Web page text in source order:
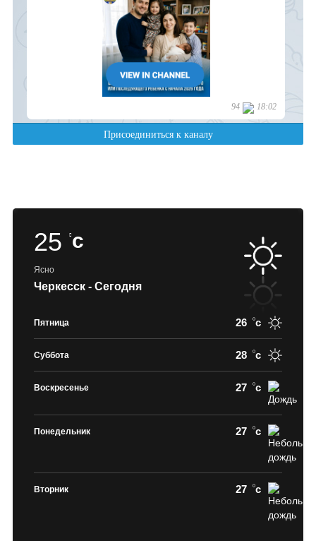
25 c
Ясно
Черкесск - Сегодня
Пятница 26 c
Суббота 28 c
Воскресенье 27 c
Понедельник 27 c
Вторник 27 c